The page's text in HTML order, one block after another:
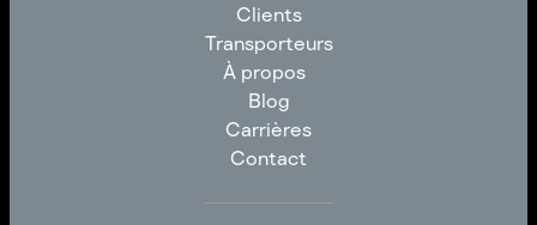
Clients
Clients
Transporteurs
Transporteurs
À propos
À propos
Blog
Blog
Carrières
Carrières
Contact